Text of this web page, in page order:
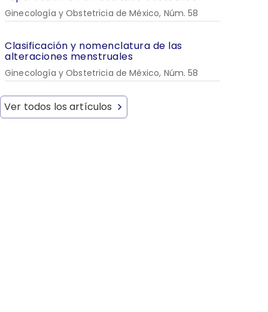
Ginecología y Obstetricia de México, Núm. 58
Clasificación y nomenclatura de las
alteraciones menstruales
Ginecología y Obstetricia de México, Núm. 58
Ver todos los artículos